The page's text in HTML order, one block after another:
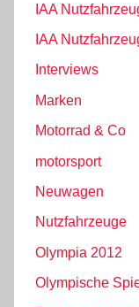
IAA
IAA
Interviews
Marken
Motorrad & Co
motorsport
Neuwagen
Nutzfahrzeuge
Olympia 2012
Olympische